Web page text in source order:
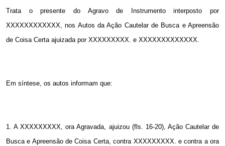
Trata o presente do Agravo de Instrumento interposto por
XXXXXXXXXXXX, nos Autos da Ação Cautelar de Busca e Apreensão
de Coisa Certa ajuizada por XXXXXXXXX. e XXXXXXXXXXXXX.
Em síntese, os autos informam que:
1. AXXXXXXXXX, ora Agravada, ajuizou (fls. 16-20), Ação Cautelar de
Busca e Apreensão de Coisa Certa, contra XXXXXXXXX. e contra a ora